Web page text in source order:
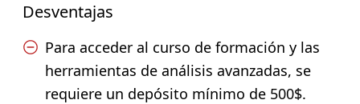
Desventajas
Para acceder al curso de formación y las
herramientas de análisis avanzadas, se
requiere un depósito mínimo de 500$.